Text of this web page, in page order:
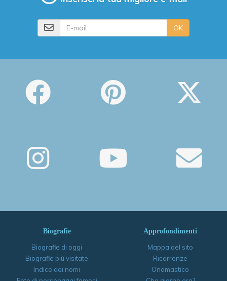
OK
Biografie
Biografie di oggi
Biografie più visitate
Indice dei nomi
Approfondimenti
Mappa del sito
Ricorrenze
Onomastico